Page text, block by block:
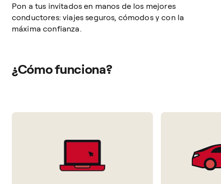
Pon a tus invitados en manos de los mejores
conductores: viajes seguros, cómodos y con la
máxima confianza.
¿Cómo funciona?